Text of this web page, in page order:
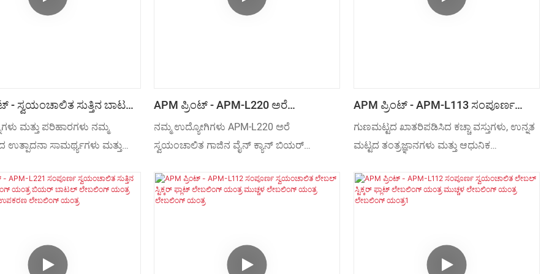
- ಸ್ವಯಂಚಾಲಿತ ಸುತ್ತಿನ ಬಾಟಲ್
ಯಂತ್ರ ನೀರಿನ ಬಾಟಲ್
ಲೇಬಲಿಂಗ್ ಯಂತ್ರದ ಸುತ್ತಲೂ
ಮಾಡಬಹುದು.
ಮತ್ತು ಪರಿಹಾರಗಳು ನಮ್ಮ
ಸಾಮರ್ಥ್ಯಗಳು ಮತ್ತು
ಸ್ವಯಂಚಾಲಿತ ಸುತ್ತಿನ ಬಾಟಲ್
ವಾಟರ್ ಬಾಟಲ್ ಬಿಯರ್ ಅನ್ನು
ಲೇಬಲಿಂಗ್ ಯಂತ್ರಗಳು
APM ಪ್ರಿಂಟ್ - APM-L220 ಅರೆ
ಸ್ವಯಂಚಾಲಿತ ಗಾಜಿನ ವೈನ್ ಕ್ಯಾನ್ ಬಿಯರ್
ಕ್ಯಾನ್‌ಗಳು ಸುತ್ತಿನ ನೀರಿನ ಬಾಟಲ್ ಲೇಬಲಿಂಗ್
ಯಂತ್ರ
ನಮ್ಮ ಉದ್ಯೋಗಿಗಳು APM-L220 ಅರೆ
ಸ್ವಯಂಚಾಲಿತ ಗಾಜಿನ ವೈನ್ ಕ್ಯಾನ್ ಬಿಯರ್
ಯಂತ್ರ ಉತ್ಪಾದನಾ ಪ್ರಕ್ರಿಯೆಗೆ ತಂತ್ರಜ್ಞಾನವನ್ನು
ಅನ್ವಯಿಸುವಲ್ಲಿ ಕೌಶಲ್ಯ ಹೊಂದಲು ಉತ್ತಮ ತರಬೇತಿ
ಎಂದು ನಿರಂತರವಾಗಿ ಸಾಬೀತಾಗಿದೆ.
APM ಪ್ರಿಂಟ್ - APM-L113 ಸಂಪೂರ್ಣ
ಸ್ವಯಂಚಾಲಿತ ಪ್ಯಾಕಿಂಗ್ ಬಾಕ್ಸ್ ಲೇಬಲ್ ಸ್ಟಿಕ್
ಯಂತ್ರ ಕಾರ್ಡ್ ಲೇಬಲಿಂಗ್ ಯಂತ್ರ ಬಾಕ್ಸ್
ಲೇಬಲಿಂಗ್ ಯಂತ್ರ ಲೇಬಲಿಂಗ್ ಯಂತ್ರ
ಗುಣಮಟ್ಟದ ಖಾತರಿಪಡಿಸಿದ ಕಚ್ಚಾ ವಸ್ತುಗಳು, ಉನ್ನತ
ಮಟ್ಟದ ತಂತ್ರಜ್ಞಾನಗಳು ಮತ್ತು ಆಧುನಿಕ
ಸಂಪೂರ್ಣ ಸ್ವಯಂಚಾಲಿತ ಪ್ಯಾಕಿಂಗ್ ಬಾಕ್ಸ್ ಲೇಬಲ್
ಸ್ಟಿಕ್ ಯಂತ್ರ ಕಾರ್ಡ್ ಲೇಬಲಿಂಗ್ ಯಂತ್ರ ಬಾಕ್ಸ್
ಇದು ಅನೇಕ ಉತ್ತಮ ವೈಶಿಷ್ಟ್ಯಗಳನ್ನು ಹೊಂದಿದೆ.